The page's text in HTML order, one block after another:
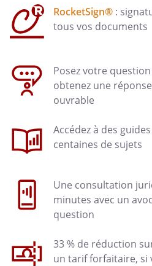
RocketSign® :
tous vos documents
Posez votre
obtenez une
ouvrable
Accédez à des
centaines de sujets
Une consultation
minutes avec un
question
33 % de réduction
un tarif forfaitaire, si